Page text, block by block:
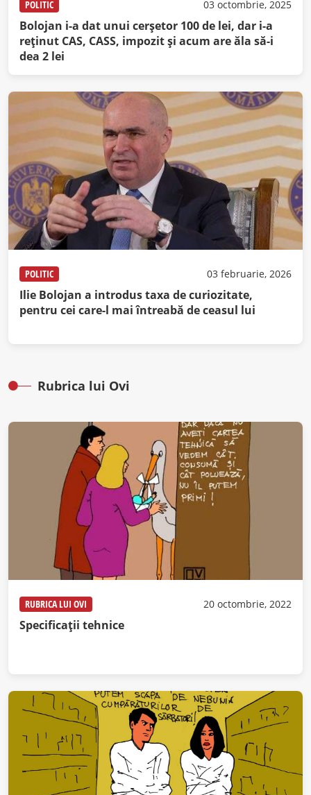
POLITIC 03 octombrie, 2025
Bolojan i-a dat unui cerșetor 100 de lei, dar i-a
reținut CAS, CASS, impozit și acum are ăla să-i
dea 2 lei
POLITIC 03 februarie, 2026
Ilie Bolojan a introdus taxa de curiozitate,
pentru cei care-l mai întreabă de ceasul lui
Rubrica lui Ovi
RUBRICA LUI OVI 20 octombrie, 2022
Specificații tehnice